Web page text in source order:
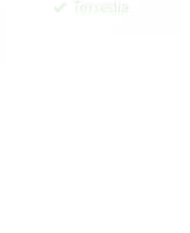
Tersedia